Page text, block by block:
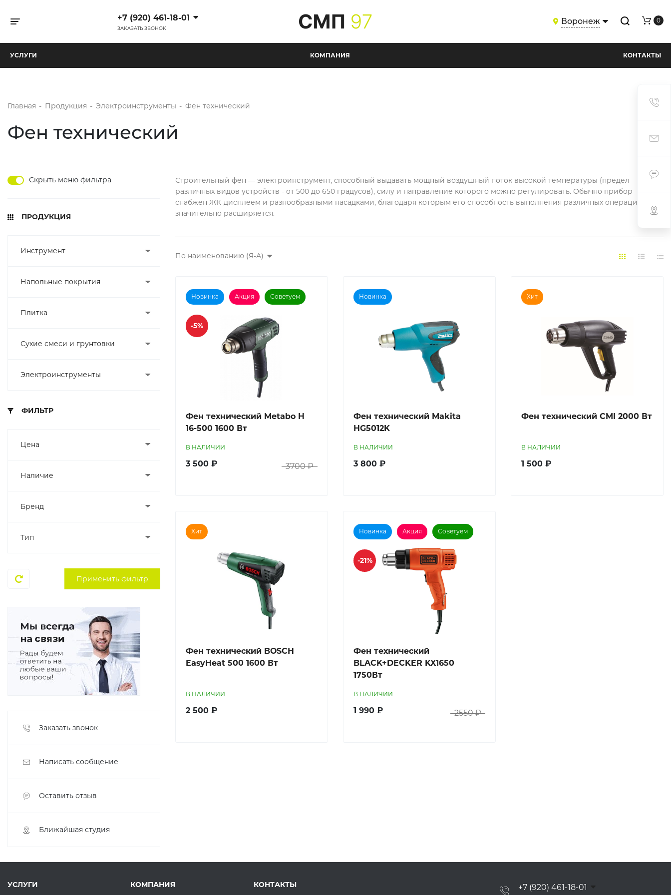
+7 (920) 461-18-01
ЗАКАЗАТЬ ЗВОНОК
Воронеж 0
УСЛУГИ КОМПАНИЯ КОНТАКТЫ
Главная - Продукция - Электроинструменты - Фен технический
Фен технический
Скрыть меню фильтра
ПРОДУКЦИЯ
Инструмент
Напольные покрытия
Плитка
Сухие смеси и грунтовки
Электроинструменты
ФИЛЬТР
Цена
Наличие
Бренд
Тип
Заказать звонок
Написать сообщение
Оставить отзыв
Ближайшая студия
Строительный фен — электроинструмент, способный выдавать мощный воздушный поток высокой температуры (предел
различных видов устройств - от 500 до 650 градусов), силу и направление которого можно регулировать. Обычно прибор
снабжен ЖК-дисплеем и разнообразными насадками, благодаря которым его способность выполнения различных операций
значительно расширяется.
По наименованию (Я-А)
Новинка Акция Советуем
-5%
Фен технический Metabo H
16-500 1600 Вт
В НАЛИЧИИ
3 500 ₽ 3700 ₽
Новинка
Фен технический Makita
HG5012K
В НАЛИЧИИ
3 800 ₽
Хит
Фен технический CMI 2000 Вт
В НАЛИЧИИ
1 500 ₽
Хит
Фен технический BOSCH
EasyHeat 500 1600 Вт
В НАЛИЧИИ
2 500 ₽
Новинка Акция Советуем
-21%
Фен технический
BLACK+DECKER KX1650
1750Вт
В НАЛИЧИИ
1 990 ₽ 2550 ₽
УСЛУГИ КОМПАНИЯ КОНТАКТЫ +7 (920) 461-18-01